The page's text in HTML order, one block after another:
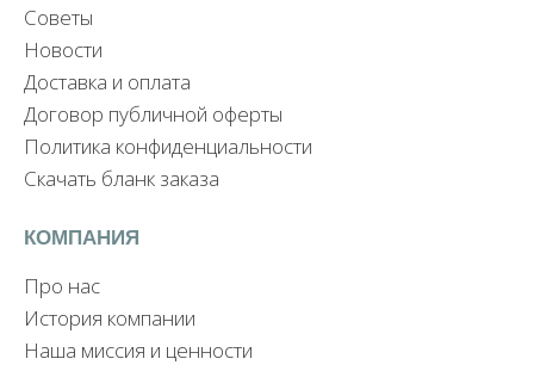
Советы
Новости
Доставка и оплата
Договор публичной оферты
Политика конфиденциальности
Скачать бланк заказа
КОМПАНИЯ
Про нас
История компании
Наша миссия и ценности